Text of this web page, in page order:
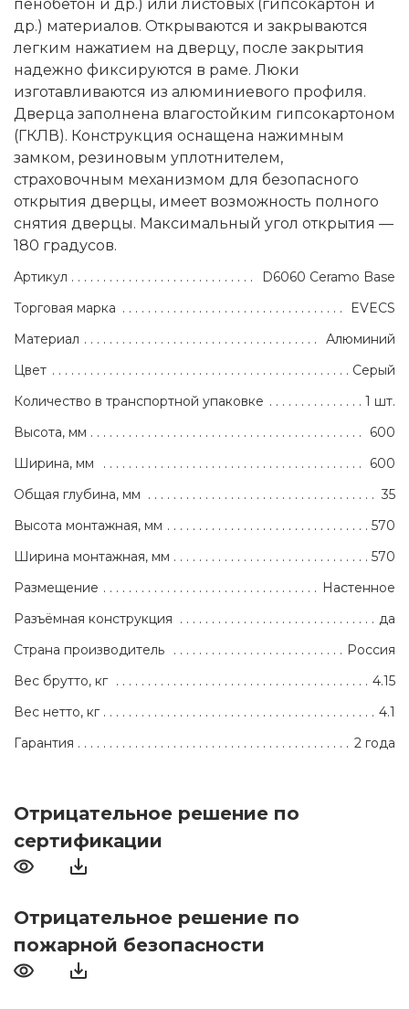
пенобетон и др.) или листовых (гипсокартон и
др.) материалов. Открываются и закрываются
легким нажатием на дверцу, после закрытия
надежно фиксируются в раме. Люки
изготавливаются из алюминиевого профиля.
Дверца заполнена влагостойким гипсокартоном
(ГКЛВ). Конструкция оснащена нажимным
замком, резиновым уплотнителем,
страховочным механизмом для безопасного
открытия дверцы, имеет возможность полного
снятия дверцы. Максимальный угол открытия —
180 градусов.
Артикул
D6060 Ceramo Base
Торговая марка
EVECS
Материал
Алюминий
Цвет
Серый
Количество в транспортной упаковке
1 шт.
Высота, мм
600
Ширина, мм
600
Общая глубина, мм
35
Высота монтажная, мм
570
Ширина монтажная, мм
570
Размещение
Настенное
Разъёмная конструкция
да
Страна производитель
Россия
Вес брутто, кг
4.15
Вес нетто, кг
4.1
Гарантия
2 года
Отрицательное решение по
сертификации
Отрицательное решение по
пожарной безопасности